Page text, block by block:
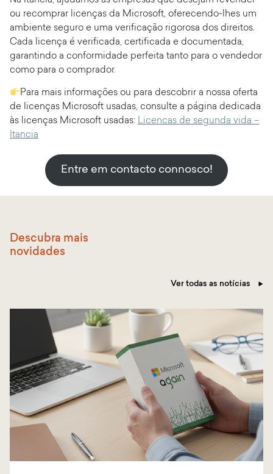
ou recomprar licenças da Microsoft, oferecendo-lhes um
ambiente seguro e uma verificação rigorosa dos direitos.
Cada licença é verificada, certificada e documentada,
garantindo a conformidade perfeita tanto para o vendedor
como para o comprador.
Para mais informações ou para descobrir a nossa oferta
de licenças Microsoft usadas, consulte a página dedicada
às licenças Microsoft usadas: Licencas de segunda vida –
Itancia
Entre em contacto connosco!
Descubra mais
novidades
Ver todas as notícias